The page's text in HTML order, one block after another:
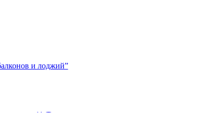
“Остекление